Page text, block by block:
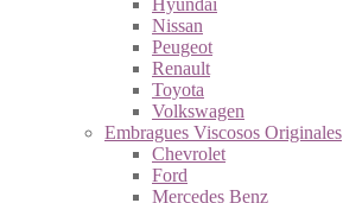
Hyundai
Nissan
Peugeot
Renault
Toyota
Volkswagen
Embragues Viscosos Originales
Chevrolet
Ford
Mercedes Benz